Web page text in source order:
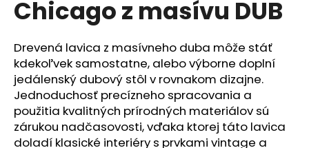
Chicago z masívu DUB
Drevená lavica z masívneho duba môže stáť
kdekoľvek samostatne, alebo výborne doplní
jedálenský dubový stôl v rovnakom dizajne.
Jednoduchosť precízneho spracovania a
použitia kvalitných prírodných materiálov sú
zárukou nadčasovosti, vďaka ktorej táto lavica
doladí klasické interiéry s prvkami vintage a
p
r
ú
č
a
m
e